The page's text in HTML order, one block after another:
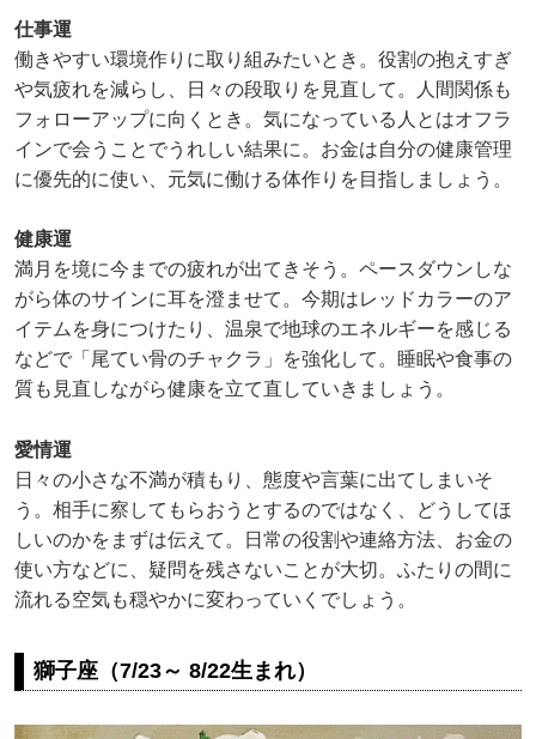
仕事運
働きやすい環境作りに取り組みたいとき。役割の抱えすぎ
や気疲れを減らし、日々の段取りを見直して。人間関係も
フォローアップに向くとき。気になっている人とはオフラ
インで会うことでうれしい結果に。お金は自分の健康管理
に優先的に使い、元気に働ける体作りを目指しましょう。
健康運
満月を境に今までの疲れが出てきそう。ペースダウンしな
がら体のサインに耳を澄ませて。今期はレッドカラーのア
イテムを身につけたり、温泉で地球のエネルギーを感じる
などで「尾てい骨のチャクラ」を強化して。睡眠や食事の
質も見直しながら健康を立て直していきましょう。
愛情運
日々の小さな不満が積もり、態度や言葉に出てしまいそ
う。相手に察してもらおうとするのではなく、どうしてほ
しいのかをまずは伝えて。日常の役割や連絡方法、お金の
使い方などに、疑問を残さないことが大切。ふたりの間に
流れる空気も穏やかに変わっていくでしょう。
獅子座（7/23～ 8/22生まれ）